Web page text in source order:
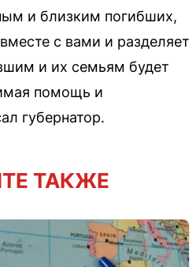
и близким погибших,
с вами и разделяет
и их семьям будет
помощь и
губернатор.
ТАКЖЕ